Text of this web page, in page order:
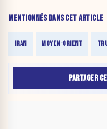
MENTIONNÉS DANS CET ARTICLE
IRAN MOYEN-ORIENT
PARTAGER